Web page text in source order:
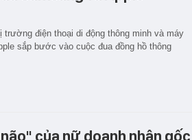
trường điện thoại di động thông minh và máy
sắp bước vào cuộc đua đồng hồ thông
của nữ doanh nhân gốc